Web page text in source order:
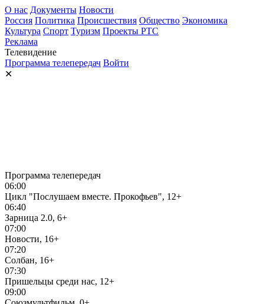
О нас Документы Новости
Россия Политика Происшествия Общество Экономика
Культура Спорт Туризм Проекты РТС
Реклама
Телевидение
Программа телепередач Войти
✕
Программа телепередач
06:00
Цикл "Послушаем вместе. Прокофьев", 12+
06:40
Зарница 2.0, 6+
07:00
Новости, 16+
07:20
Солбан, 16+
07:30
Пришельцы среди нас, 12+
09:00